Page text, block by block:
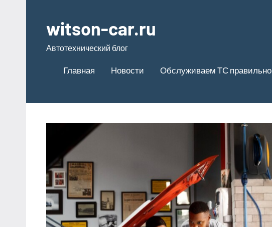
содержимому
witson-car.ru
Автотехнический блог
Главная Новости Обслуживаем ТС правильно